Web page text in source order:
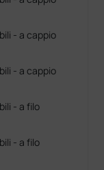
- a cappio
- a cappio
- a filo
- a filo